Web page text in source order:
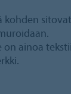
on ainoa